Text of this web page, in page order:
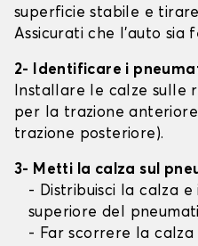
superficie stabile e
Assicurati che l'auto sia
2- Identificare i
Installare le calze sulle
per la trazione
trazione posteriore).
3- Metti la calza sul
- Distribuisci la calza
superiore del
- Far scorrere la calza